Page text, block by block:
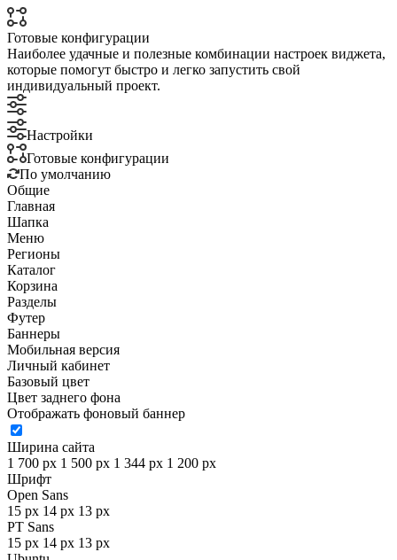
Готовые конфигурации
Наиболее удачные и полезные комбинации настроек виджета,
которые помогут быстро и легко запустить свой
индивидуальный проект.
Настройки
Готовые конфигурации
По умолчанию
Общие
Главная
Шапка
Меню
Регионы
Каталог
Корзина
Разделы
Футер
Баннеры
Мобильная версия
Личный кабинет
Базовый цвет
Цвет заднего фона
Отображать фоновый баннер
Ширина сайта
1 700 px 1 500 px 1 344 px 1 200 px
Шрифт
Open Sans
15 px 14 px 13 px
PT Sans
15 px 14 px 13 px